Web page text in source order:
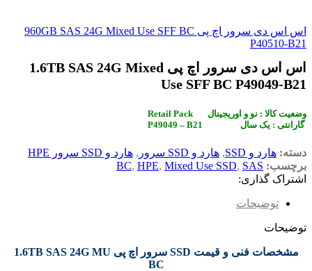
اس اس دی سرور اچ پی 960GB SAS 24G Mixed Use SFF BC
P40510-B21
اس اس دی سرور اچ پی 1.6TB SAS 24G Mixed
Use SFF BC P49049-B21
Retail Pack وضعیت کالا : نو و اوریجینال
P49049 – B21 گارانتی : یک سال
دسته: هارد و SSD , هارد و SSD سرور , هارد و SSD سرور HPE
برچسب:
BC, HPE, Mixed Use SSD, SAS
اشتراک گذاری:
توضیحات
توضیحات
مشخصات فنی و قیمت SSD سرور اچ پی 1.6TB SAS 24G MU
BC